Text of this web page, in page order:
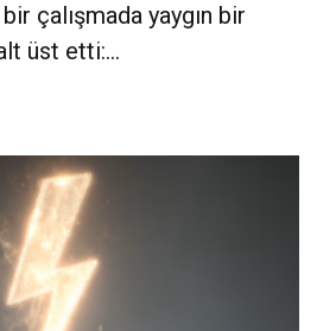
çalışmada yaygın bir
üst etti:...